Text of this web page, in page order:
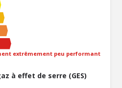
extrêmement peu performant
à effet de serre (GES)